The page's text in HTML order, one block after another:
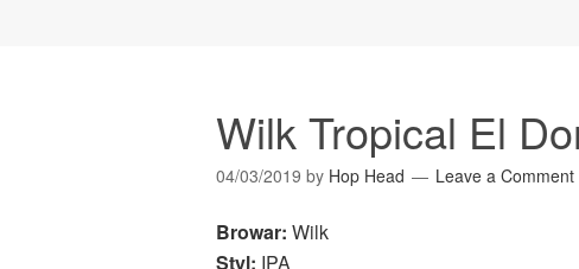
Wilk Tropical El
04/03/2019 by Hop Head Leave a Comment
Browar: Wilk
Styl: IPA